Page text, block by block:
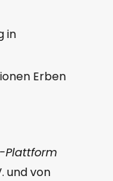
in
Erben
Plattform
und von